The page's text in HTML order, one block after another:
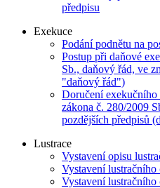
předpisu
Exekuce
Podání podnětu na
Postup při daňové
Sb., daňový řád, ve
"daňový řád")
Doručení
zákona č. 280/2009
pozdějších předpisů
Lustrace
Vystavení opisu
Vystavení
Vystavení lustračního